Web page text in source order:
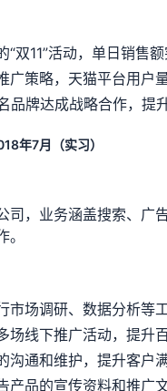
“双11”活动，单日销售
广策略，天猫平台用户
品牌达成战略合作，提
年7月（实习）
司，业务涵盖搜索、
市场调研、数据分析等
场线下推广活动，提升
沟通和维护，提升客户满
产品的宣传资料和推广文